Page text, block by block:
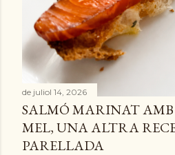
de juliol 14, 2026
SALMÓ MARINAT AMB
MEL, UNA ALTRA
PARELLADA